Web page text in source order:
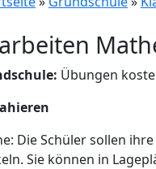
Übungen
Die Schüler sollen
Sie können in